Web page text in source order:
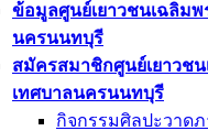
ข้อมูลศูนย์เยาวชนเฉลิมพ
นครนนทบุรี
สมัครสมาชิกศูนย์เยาวชน
เทศบาลนครนนทบุรี
กิจกรรมศิลปะวาด